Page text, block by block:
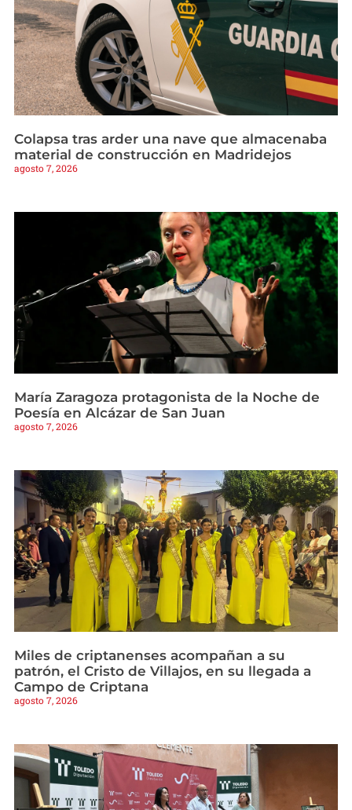
Colapsa tras arder una nave que almacenaba
material de construcción en Madridejos
agosto 7, 2026
María Zaragoza protagonista de la Noche de
Poesía en Alcázar de San Juan
agosto 7, 2026
Miles de criptanenses acompañan a su
patrón, el Cristo de Villajos, en su llegada a
Campo de Criptana
agosto 7, 2026